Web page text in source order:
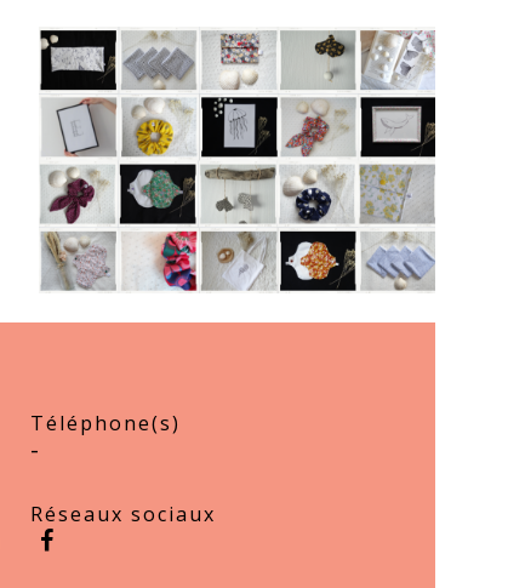
Téléphone(s)
-
Réseaux sociaux